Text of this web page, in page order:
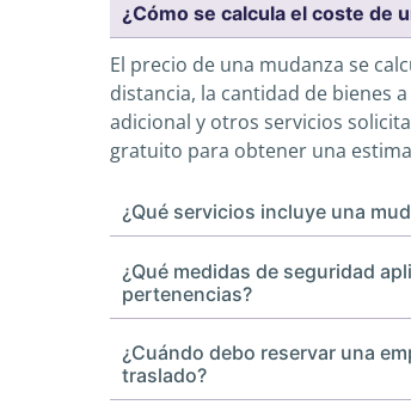
¿Cómo se calcula el coste de
El precio de una mudanza se
distancia, la cantidad de bienes
adicional y otros servicios
gratuito para obtener una
¿Qué servicios incluye una
¿Qué medidas de seguridad
pertenencias?
¿Cuándo debo reservar una
traslado?